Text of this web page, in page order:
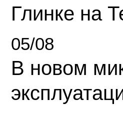
Глинке на
05/08
В новом